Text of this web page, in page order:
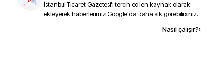
İstanbul Ticaret Gazetesi'i tercih edilen kaynak olarak
ekleyerek haberlerimizi Google'da daha sık görebilirsiniz.
Nasıl çalışır?›